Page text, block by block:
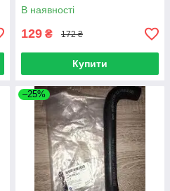
В наявності
129 ₴ 172 ₴
Купити
–25%